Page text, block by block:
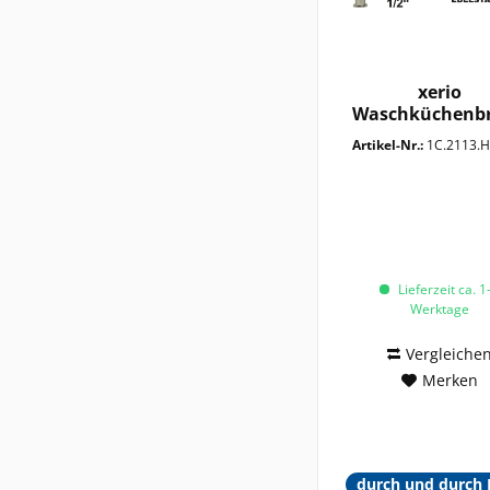
xerio
1/2"
Artikel-Nr.:
Lieferzeit ca.
Werktage
Merken
durch und durch